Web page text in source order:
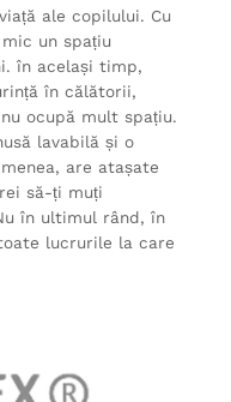
ale copilului. Cu
un spațiu
în același timp,
în călătorii,
ocupă mult spațiu.
lavabilă și o
are atașate
să-ți muți
în ultimul rând, în
lucrurile la care